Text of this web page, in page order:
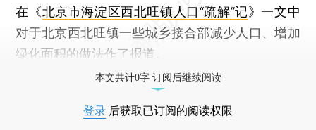
在《北京市海淀区西北旺镇人口“疏解”记》一文中
对于北京西北旺镇一些城乡接合部减少人口、增加
绿化面积的做法作了报道。
本文共计0字 订阅后继续阅读
登录 后获取已订阅的阅读权限